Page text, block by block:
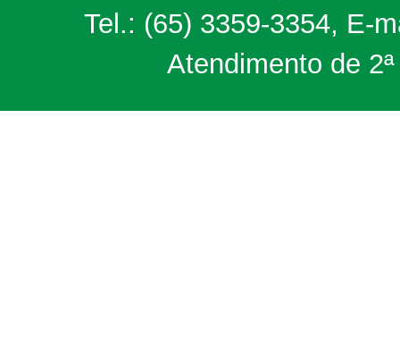
Tel.: (65) 3359-3354, E-
Atendimento de